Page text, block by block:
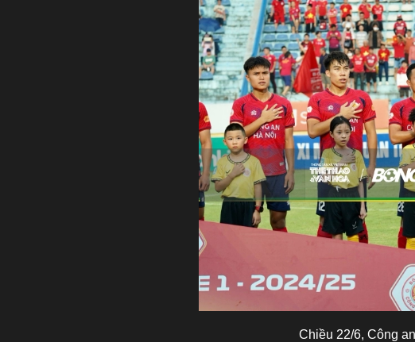
Chiều 22/6, Công